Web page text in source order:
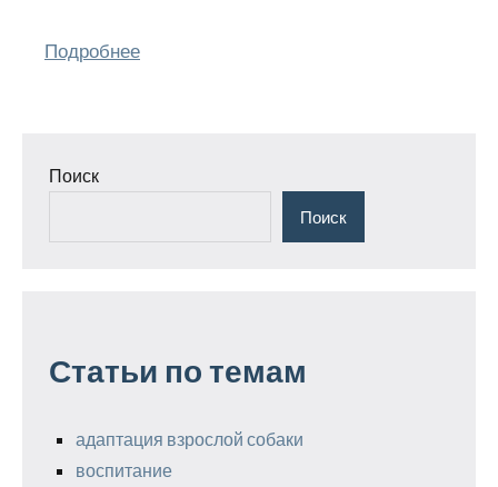
Подробнее
Поиск
Поиск
Статьи по темам
адаптация взрослой собаки
воспитание